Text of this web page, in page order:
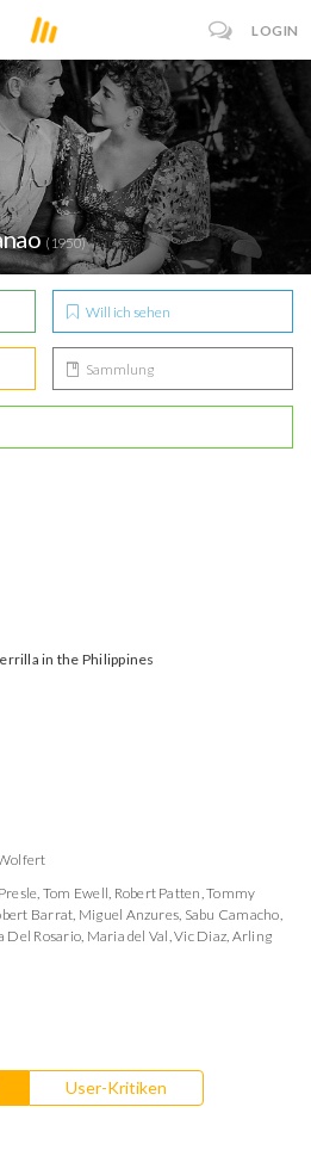
LOGIN
(1950)
Will ich sehen
Sammlung
in the Philippines
, Tom Ewell, Robert Patten,Tommy
Barrat, Miguel Anzures, Sabu Camacho,
Del Rosario, Maria del Val,Vic Diaz, Arling
User-Kritiken